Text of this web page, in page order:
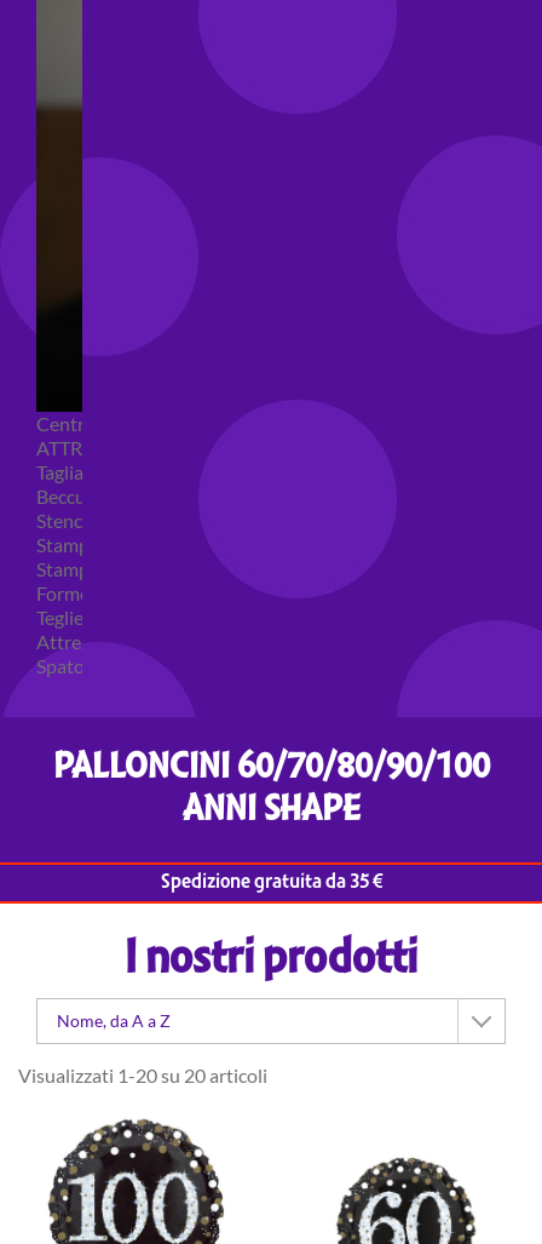
Centrini e Sacchetti Alimentari
ATTREZZI PER DOLCI
Tagliapasta
Beccucci e Sac à poche
Stencil per torte
Stampi ad espulsione
Stampi in silicone
Forme per cioccolato
Teglie per torte
Attrezzi cake design
Spatole ed accessori per decorare
PALLONCINI 60/70/80/90/100
ANNI SHAPE
Spedizione gratuita da 35 €
I nostri prodotti
Nome, da A a Z
Visualizzati 1-20 su 20 articoli